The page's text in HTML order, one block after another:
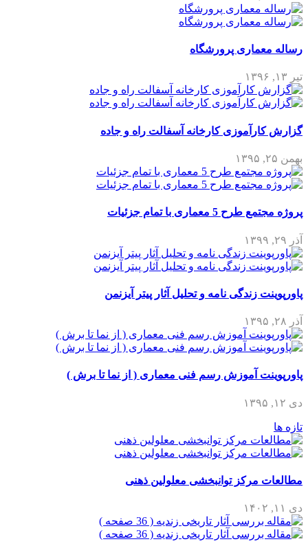
رساله معماری پرورشگاه
تیر ۱۳, ۱۳۹۶
گزارش کارآموزی کارخانه آسفالت راه و جاده
بهمن ۲۵, ۱۳۹۵
پروژه مجتمع طرح 5 معماری با تمام جزئیات
آذر ۲۹, ۱۳۹۹
پاورپوینت زندگی نامه و تحلیل آثار پیتر آیزنمن
آذر ۲۸, ۱۳۹۵
پاورپوینت آموزش رسم فنی معماری ( از نما تا برش )
دی ۱۲, ۱۳۹۵
تازه ها
مطالعات مرکز توانبخشی معلولین ذهنی
دی ۱۱, ۱۴۰۲